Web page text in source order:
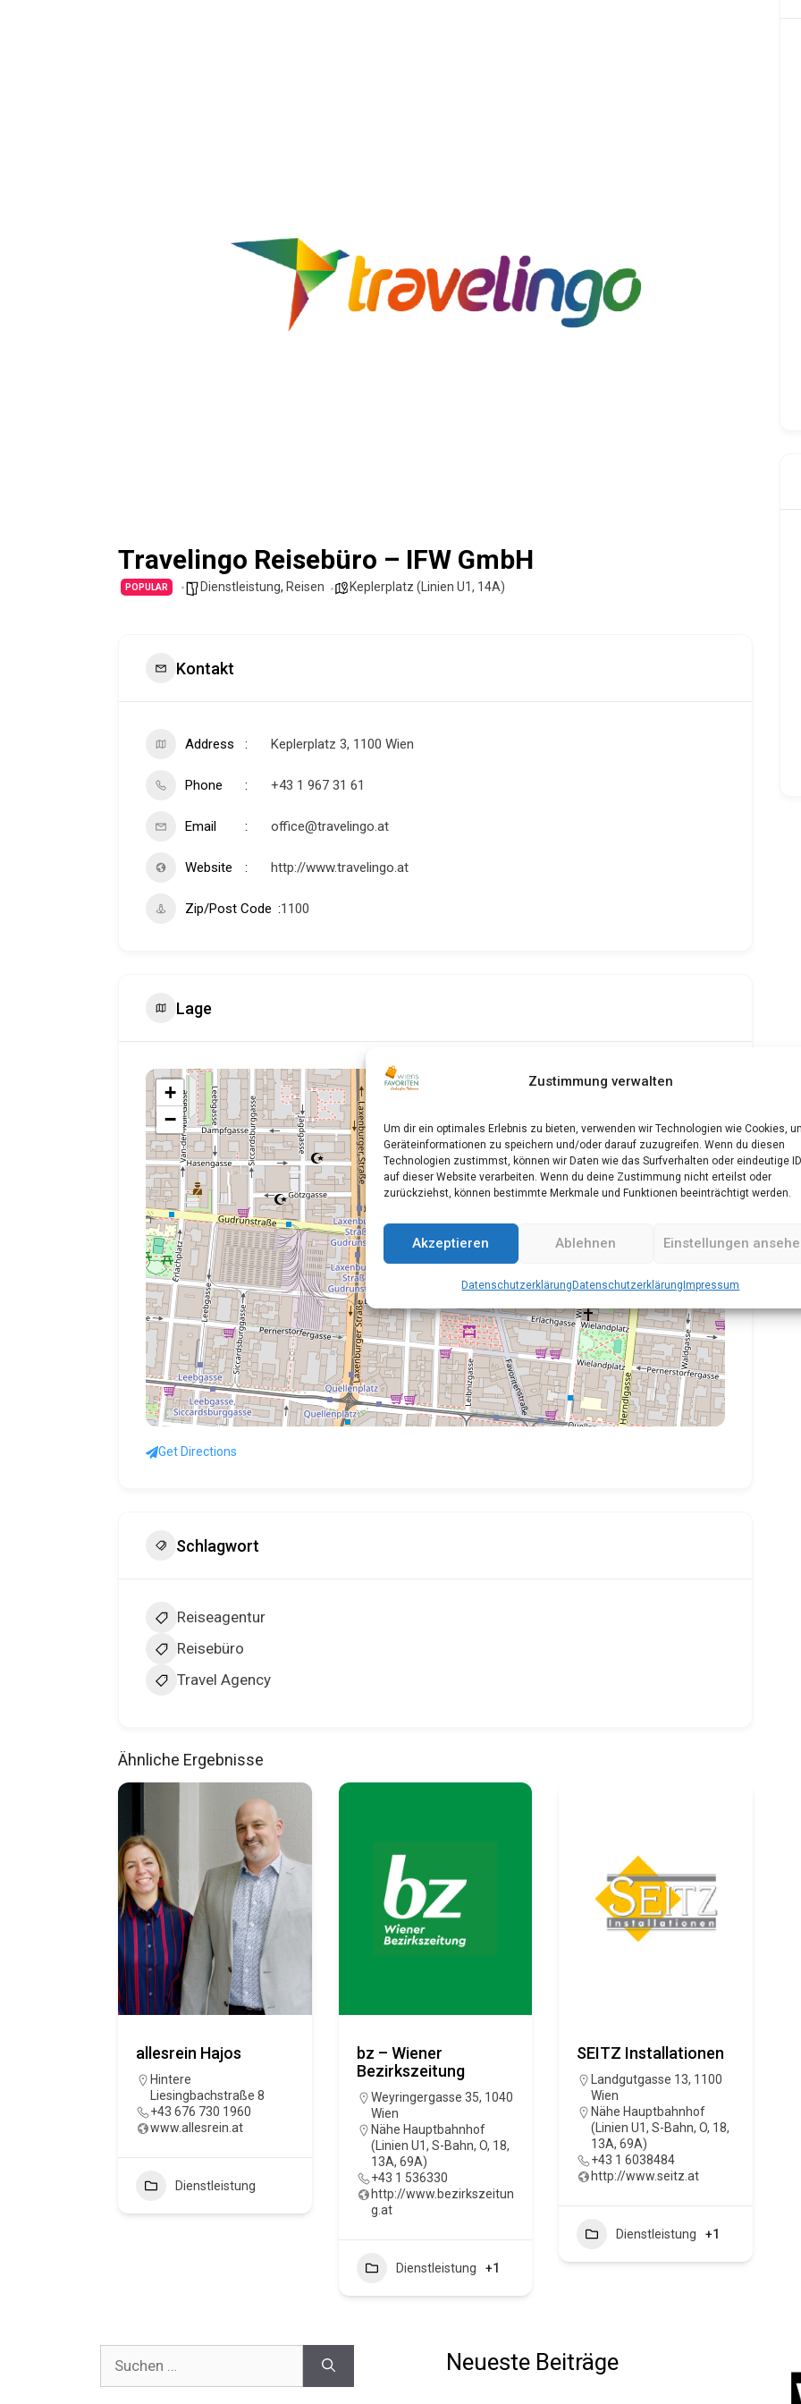
Zustimmung verwalten
Um dir ein optimales Erlebnis zu bieten, verwenden wir Technologien wie Cookies,
Geräteinformationen zu speichern und/oder darauf zuzugreifen. Wenn du diesen
Technologien zustimmst, können wir Daten wie das Surfverhalten oder eindeutige
auf dieser Website verarbeiten. Wenn du deine Zustimmung nicht erteilst oder
zurückziehst, können bestimmte Merkmale und Funktionen beeinträchtigt werden.
Akzeptieren Ablehnen Einstellungen
DatenschutzerklärungDatenschutzerklärungImpressum
Travelingo Reisebüro – IFW GmbH
POPULAR Dienstleistung, Reisen Keplerplatz (Linien U1, 14A)
Kontakt
Address Keplerplatz 3, 1100 Wien
Phone +43 1 967 31 61
Email office@travelingo.at
Website http://www.travelingo.at
Zip/Post Code 1100
Lage
+
−
Get Directions
Schlagwort
Reiseagentur
Reisebüro
Travel Agency
Ähnliche Ergebnisse
allesrein Hajos
Hintere
Liesingbachstraße 8
+43 676 730 1960
www.allesrein.at
Dienstleistung
bz – Wiener
Bezirkszeitung
Weyringergasse 35, 1040
Wien
Nähe Hauptbahnhof
(Linien U1, S-Bahn, O, 18,
13A, 69A)
+43 1 536330
http://www.bezirkszeitun
g.at
Dienstleistung +1
SEITZ Installationen
Landgutgasse 13, 1100
Wien
Nähe Hauptbahnhof
(Linien U1, S-Bahn, O, 18,
13A, 69A)
+43 1 6038484
http://www.seitz.at
Dienstleistung +1
Neueste Beiträge